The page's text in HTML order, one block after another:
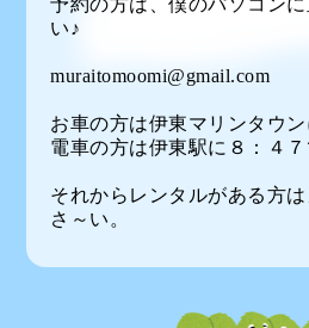
予約の方は、僕のパソコン
い♪
muraitomoomi@gmail.com
お車の方は伊東マリンタウ
電車の方は伊東駅に８：４７
それからレンタルがある方
さ～い。